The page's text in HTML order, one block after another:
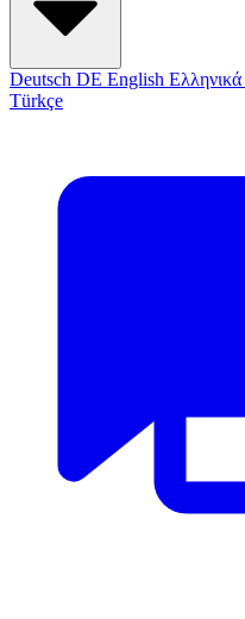
Deutsch DE English Ελληνικά
Türkçe